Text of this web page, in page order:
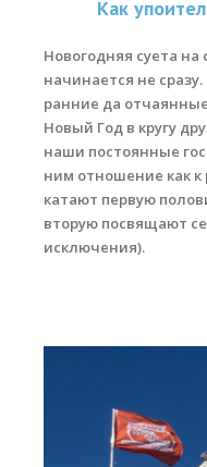
Как
Новогодняя суета
начинается не
ранние да
Новый Год в кругу
наши постоянные
ним отношение как
катают первую
вторую посвящают
исключения).